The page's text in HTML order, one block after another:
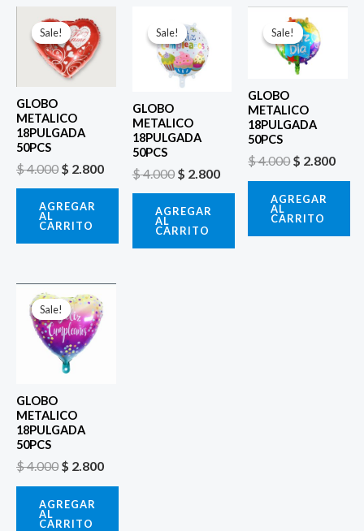
Sale!
Sale!
GLOBO
METALICO
18PULGADA
50PCS
$4.000
precio
original
era:
$ 4.000.
$ 2.800
AGREGAR
AL
CARRITO
Sale!
Sale!
GLOBO
METALICO
18PULGADA
50PCS
$4.000
precio
original
era:
$ 4.000.
$ 2.800
AGREGAR
AL
CARRITO
Sale!
Sale!
GLOBO
METALICO
18PULGADA
50PCS
$4.000
precio
original
era:
$ 4.000.
$ 2.800
AGREGAR
AL
CARRITO
Sale!
Sale!
GLOBO
METALICO
18PULGADA
50PCS
$4.000
precio
original
era:
$ 4.000.
$ 2.800
AGREGAR
AL
CARRITO